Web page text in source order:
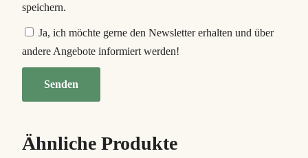
speichern.
Ja, ich möchte gerne den Newsletter erhalten und über
andere Angebote informiert werden!
Ähnliche Produkte